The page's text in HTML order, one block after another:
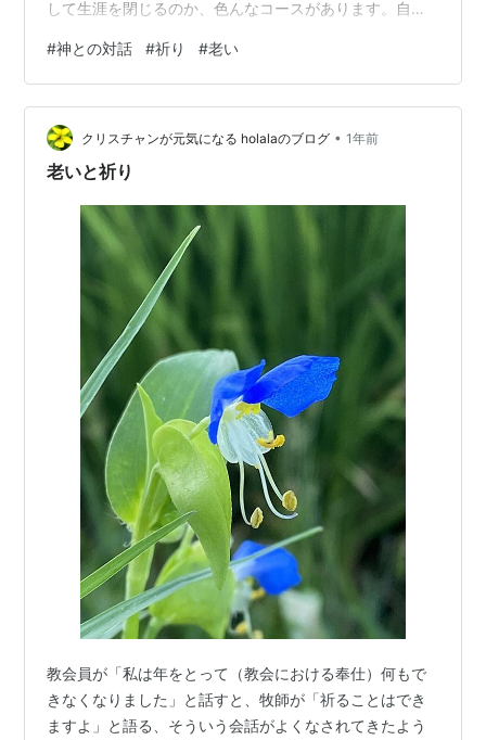
して生涯を閉じるのか、色んなコースがあります。自分
ちらが先に亡くなるのか。体が衰え、老人施設でお世話
になるとして、施設情報を検索して選択することができ
るのか。自分でできなければ、息子や娘に助けを求めな
ければなりません。 こんなことを考えていたら、何かパ
ニックになりそうな気がしました。ああ、そうだ。この
#神との対話 #祈り #老い
クリスチャンが元気になる holalaのブログ • 1年前
老いと祈り
教会員が「私は年をとって（教会における奉仕）何もで
きなくなりました」と話すと、牧師が「祈ることはでき
ますよ」と語る、そういう会話がよくなされてきたよう